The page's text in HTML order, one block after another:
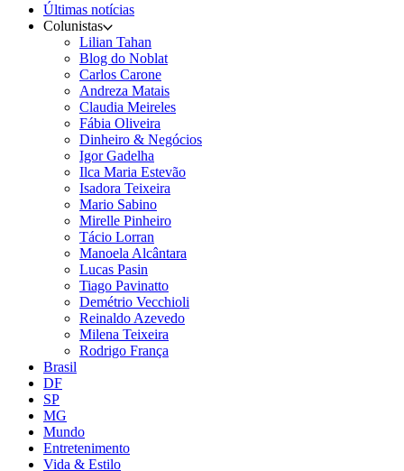
Últimas notícias
Colunistas
Lilian Tahan
Blog do Noblat
Carlos Carone
Andreza Matais
Claudia Meireles
Fábia Oliveira
Dinheiro & Negócios
Igor Gadelha
Ilca Maria Estevão
Isadora Teixeira
Mario Sabino
Mirelle Pinheiro
Tácio Lorran
Manoela Alcântara
Lucas Pasin
Tiago Pavinatto
Demétrio Vecchioli
Reinaldo Azevedo
Milena Teixeira
Rodrigo França
Brasil
DF
SP
MG
Mundo
Entretenimento
Vida & Estilo